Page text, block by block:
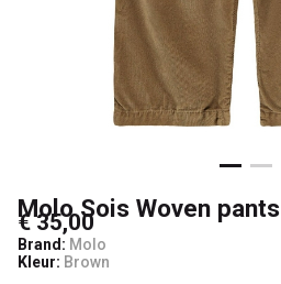
Molo Sois Woven pants
€ 35,00
Brand: Molo
Kleur: Brown